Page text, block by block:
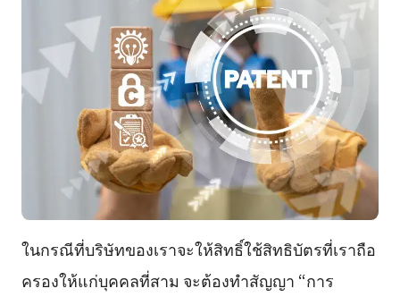
ในกรณีที่บริษัทของเราจะให้สิทธิ์ใช้สิทธิบัตรที่เราถือ
ครองให้แก่บุคคลที่สาม จะต้องทำสัญญา “การ